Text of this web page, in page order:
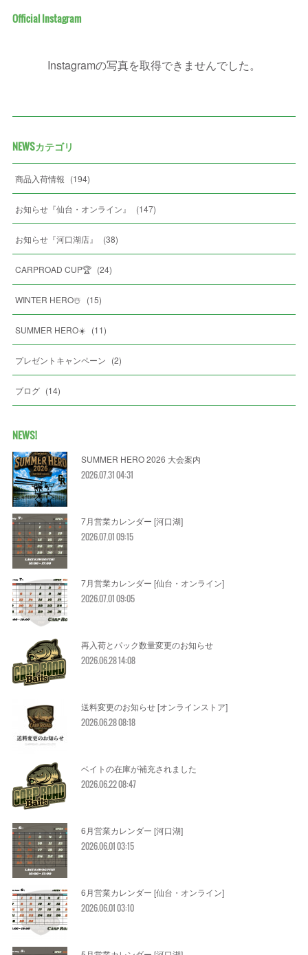
Official Instagram
Instagramの写真を取得できませんでした。
NEWSカテゴリ
商品入荷情報 (194)
お知らせ『仙台・オンライン』 (147)
お知らせ『河口湖店』 (38)
CARPROAD CUP🏆 (24)
WINTER HERO☃️ (15)
SUMMER HERO☀️ (11)
プレゼントキャンペーン (2)
ブログ (14)
NEWS!
SUMMER HERO 2026 大会案内
2026.07.31 04:31
7月営業カレンダー [河口湖]
2026.07.01 09:15
7月営業カレンダー [仙台・オンライン]
2026.07.01 09:05
再入荷とパック数量変更のお知らせ
2026.06.28 14:08
送料変更のお知らせ [オンラインストア]
2026.06.28 08:18
ベイトの在庫が補充されました
2026.06.22 08:47
6月営業カレンダー [河口湖]
2026.06.01 03:15
6月営業カレンダー [仙台・オンライン]
2026.06.01 03:10